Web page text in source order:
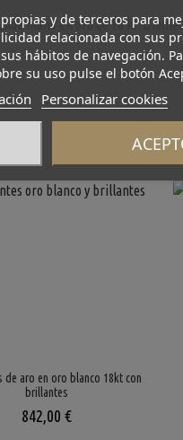
mano en oro de 18 kt.
de aro en oro blanco 18kt con
brillantes
842,00 €
y de terceros para
relacionada con sus
hábitos de navegación.
su uso pulse el botón
Personalizar cookies